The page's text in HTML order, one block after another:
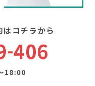
コチラから
406
18:00